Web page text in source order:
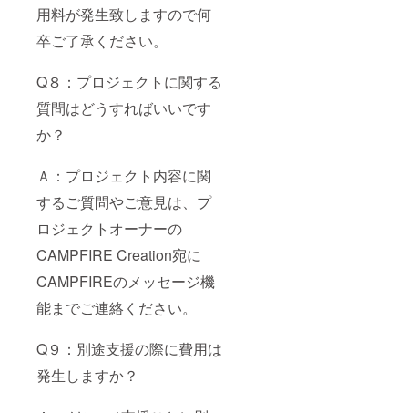
用料が発生致しますので何
卒ご了承ください。
Q８：プロジェクトに関する
質問はどうすればいいです
か？
Ａ：プロジェクト内容に関
するご質問やご意見は、プ
ロジェクトオーナーの
CAMPFIRE Creation宛に
CAMPFIREのメッセージ機
能までご連絡ください。
Q９：別途支援の際に費用は
発生しますか？